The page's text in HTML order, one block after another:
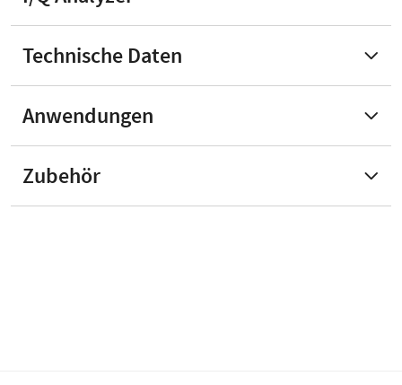
Technische Daten
Anwendungen
Zubehör